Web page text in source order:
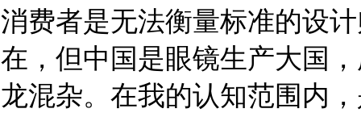
消费者是无法衡量标准的设
在，但中国是眼镜生产大国
龙混杂。在我的认知范围内